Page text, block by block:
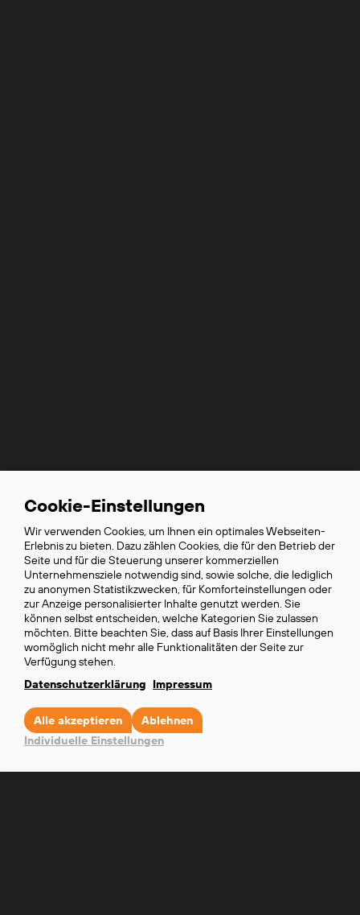
Partner von
ENIGMA
Erfahren Sie mehr über unser
Partnernetzwerk und wie Sie Teil davon
PARTNER NETZWERK
JETZT PARTNER WERDEN
Use
of
personal
data
and
cookies
Cookie-Einstellungen
Wir verwenden Cookies, um Ihnen ein optimales Webseiten-
Erlebnis zu bieten. Dazu zählen Cookies, die für den Betrieb der
Seite und für die Steuerung unserer kommerziellen
Unternehmensziele notwendig sind, sowie solche, die lediglich
zu anonymen Statistikzwecken, für Komforteinstellungen oder
zur Anzeige personalisierter Inhalte genutzt werden. Sie
können selbst entscheiden, welche Kategorien Sie zulassen
möchten. Bitte beachten Sie, dass auf Basis Ihrer Einstellungen
womöglich nicht mehr alle Funktionalitäten der Seite zur
Verfügung stehen.
Datenschutzerklärung Impressum
Individuelle Einstellungen
Ablehnen
Alle akzeptieren